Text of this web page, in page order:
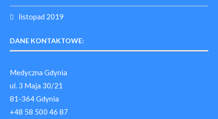
listopad 2019
DANE KONTAKTOWE:
Medyczna Gdynia
ul. 3 Maja 30/21
81-364 Gdynia
+48 58 500 46 87